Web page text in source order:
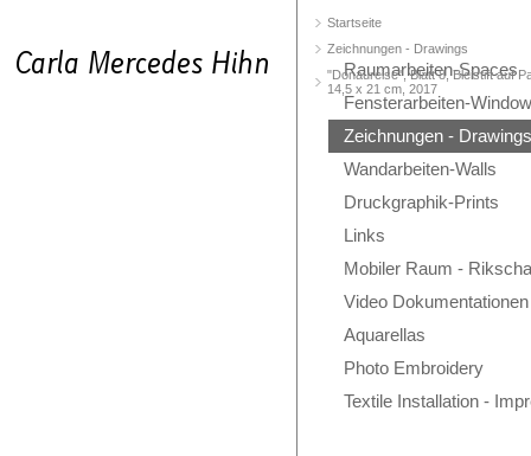
Raumarbeiten-Spaces
Fensterarbeiten-
Zeichnungen - Drawings
Wandarbeiten-Walls
Druckgraphik-Prints
Links
Mobiler Raum -
Video Dokumentationen
Aquarellas
Photo Embroidery
Textile Installation -
Startseite
Zeichnungen - Drawings
"Donaureise", Blatt 8, Bleistift auf
14,5 x 21 cm, 2017